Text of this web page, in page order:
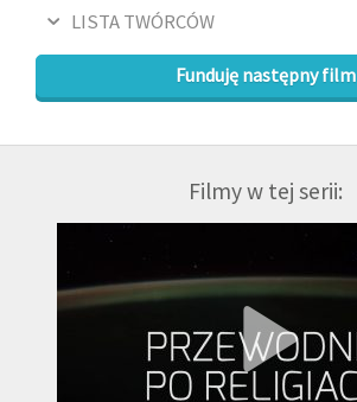
LISTA TWÓRCÓW
Funduję następny film
Filmy w tej serii: